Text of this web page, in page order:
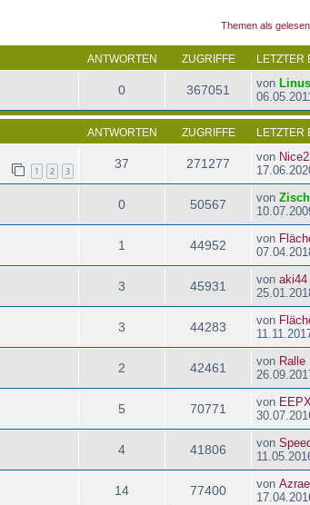
Themen als
ANTWORTEN ZUGRIFFE LETZTER
0 367051 von Linus
ANTWORTEN ZUGRIFFE LETZTER
1 2 3
37 271277 von
0 50567 von
1 44952 von
3 45931 von aki44
3 44283 von
2 42461 von Ralle
5 70771 von
4 41806 von
14 77400 von